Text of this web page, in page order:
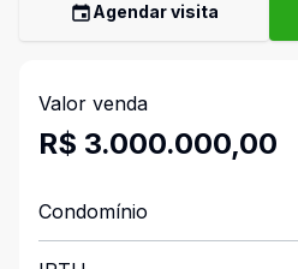
Agendar visita
Valor venda
R$ 3.000.000,00
Condomínio